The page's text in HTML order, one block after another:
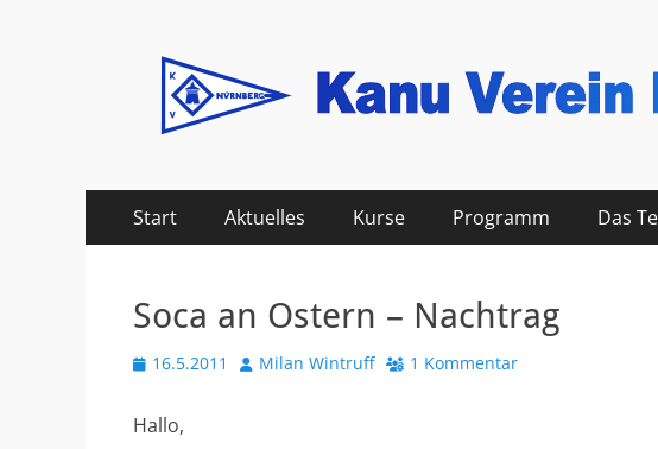
Kanu Verein Nuernberg
Primäres
Menü
Inhalt
Start Aktuelles Kurse Programm Das
Soca an Ostern – Nachtrag
Veröffentlicht
16.5.2011 AutorMilan Wintruff 1 Kommentar
Hallo,